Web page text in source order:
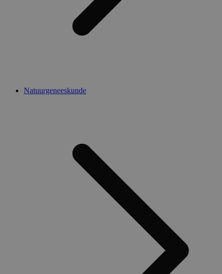
Natuurgeneeskunde